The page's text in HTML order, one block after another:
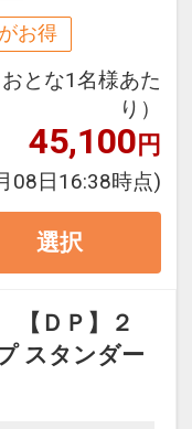
に宿泊！
のご予約が
受付限定で
更（部屋、
、食事条
。
2027年3月
DP-1-
お得
とな1名様あた
り）
45,100円
08日16:38時点)
選択
【ＤＰ】２
スタンダー